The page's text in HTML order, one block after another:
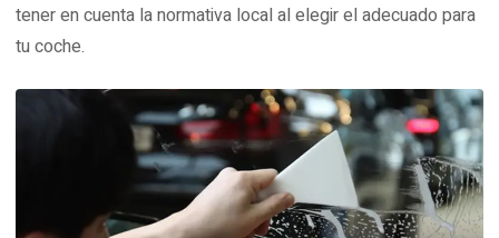
tener en cuenta la normativa local al elegir el adecuado para
tu coche.